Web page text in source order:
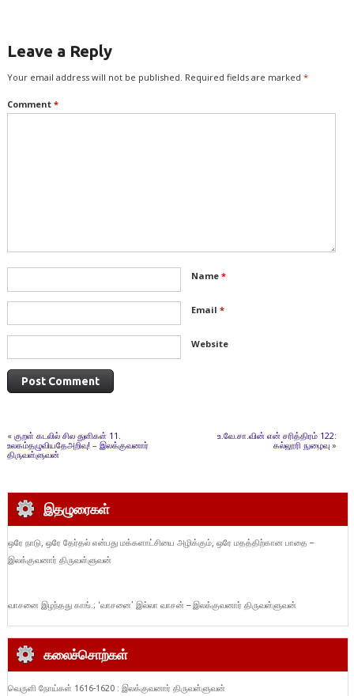
Leave a Reply
Your email address will not be published. Required fields are marked *
Comment *
Name *
Email *
Website
« குறள் கடலில் சில துளிகள் 11.
உலகம்தழுவியதேஅறிவு! – இலக்குவனார்
திருவள்ளுவன்
உ.வே.சா.வின் என் சரித்திரம் 122:
கல்லூரி நுழைவு »
இதழுரைகள்
ஒரே நாடு, ஒரே தேர்தல் என்பது மக்களாட்சியை அழிக்கும், ஒரே மதத்திற்கான பாதை –
இலக்குவனார் திருவள்ளுவன்
வாசனை இழந்தது காங்.; ‘வாசனை’ இல்லா வாசன் – இலக்குவனார் திருவள்ளுவன்
கலைச்சொற்கள்
வெருளி நோய்கள் 1616-1620 : இலக்குவனார் திருவள்ளுவன்